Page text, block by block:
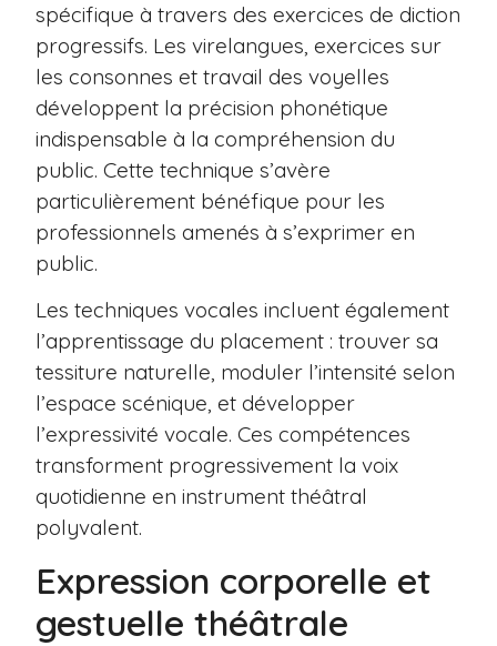
spécifique à travers des exercices de diction
progressifs. Les virelangues, exercices sur
les consonnes et travail des voyelles
développent la précision phonétique
indispensable à la compréhension du
public. Cette technique s’avère
particulièrement bénéfique pour les
professionnels amenés à s’exprimer en
public.
Les techniques vocales incluent également
l’apprentissage du placement : trouver sa
tessiture naturelle, moduler l’intensité selon
l’espace scénique, et développer
l’expressivité vocale. Ces compétences
transforment progressivement la voix
quotidienne en instrument théâtral
polyvalent.
Expression corporelle et
gestuelle théâtrale